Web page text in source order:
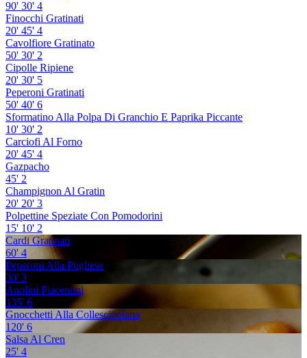
90' 30' 4
Finocchi Gratinati
20' 45' 4
Cavolfiore Gratinato
50' 30' 2
Cipolle Ripiene
20' 30' 5
Peperoni Gratinati
50' 40' 6
Sformatino Alla Polpa Di Granchio E Paprika Piccante
10' 30' 2
Carciofi Al Forno
20' 45' 4
Gazpacho
45' 2
Champignon Al Gratin
20' 20' 3
Polpettine Speziate Con Pomodorini
15' 10' 2
Cardi Gratinati
60' 4
Peperoni Alla Pugliese
30' 3
Anolini Piacentini
135' 6
Gnocchetti Alla Collescipolana
120' 6
Salsa Al Cren
25' 4